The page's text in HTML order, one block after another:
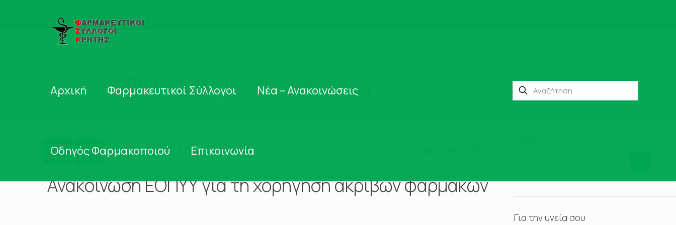
Αρχική Φαρμακευτικοί Σύλλογοι Νέα – Ανακοινώσεις
Οδηγός Φαρμακοποιού Επικοινωνία
Ανακοίνωση ΕΟΠΥΥ για τη χορήγηση ακριβών φαρμάκων
Αρχική Νέα – Ανακοινώσεις ΕΟΠΥΥ Ανακοίνωση ΕΟΠΥΥ για τη χορήγηση ακριβών φαρμάκων
Ανακοίνωση ΕΟΠΥΥ για τη χορήγηση ακριβών φαρμάκων
Για την υγεία σου